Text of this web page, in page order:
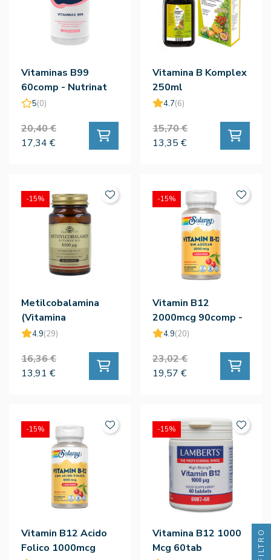
Vitaminas B99
60comp - Nutrinat
Evolution
5(0)
20,40 €
17,34 €
Vitamina B Komplex
250ml
4.7(6)
15,70 €
13,35 €
Metilcobalamina
(Vitamina
B12)1000mg
4.9(29)
16,36 €
13,91 €
-15%
Vitamin B12
2000mcg 90comp -
Solaray
4.9(20)
23,02 €
19,57 €
-15%
Vitamin B12 Acido
Folico 1000mcg
-15%
Vitamina B12 1000
Mcg 60tab
-15%
FILTRO